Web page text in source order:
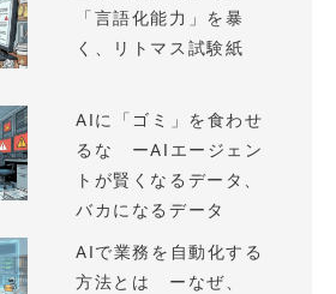
「言語化能力」を暴
く、リトマス試験紙
AIに「ゴミ」を食わせ
るな ーAIエージェン
トが賢くなるデータ、
バカになるデータ
AIで業務を自動化する
方法とは ーなぜ、